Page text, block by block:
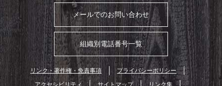
メールでのお問い合わせ
組織別電話番号一覧
リンク・著作権・免責事項
プライバシーポリシー